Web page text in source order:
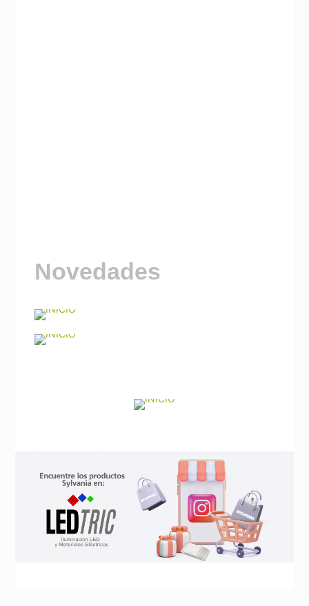
Novedades
Visitá nuestro Canal
Noticias